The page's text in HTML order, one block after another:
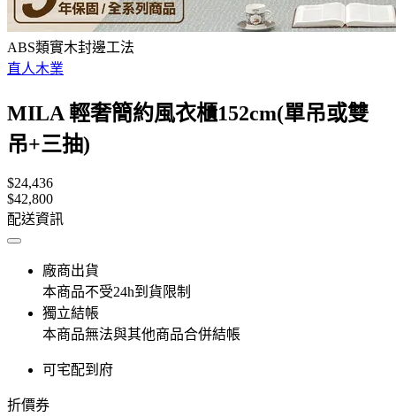
ABS類實木封邊工法
直人木業
MILA 輕奢簡約風衣櫃152cm(單吊或雙
吊+三抽)
$24,436
$42,800
配送資訊
廠商出貨
本商品不受24h到貨限制
獨立結帳
本商品無法與其他商品合併結帳
可宅配到府
折價券